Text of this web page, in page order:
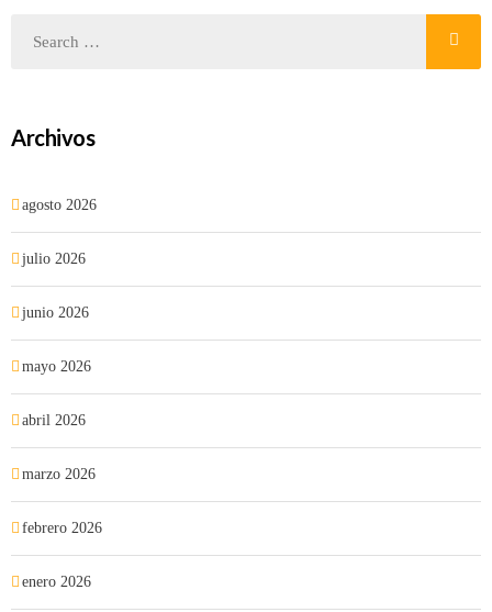
Archivos
agosto 2026
julio 2026
junio 2026
mayo 2026
abril 2026
marzo 2026
febrero 2026
enero 2026